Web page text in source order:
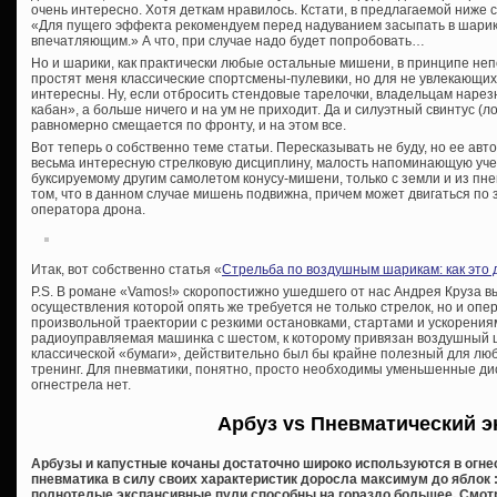
очень интересно. Хотя деткам нравилось. Кстати, в предлагаемой
«Для пущего эффекта рекомендуем перед надуванием засыпать в
впечатляющим.» А что, при случае надо будет попробовать…
Но и шарики, как практически любые остальные мишени, в принципе
простят меня классические спортсмены-пулевики, но для не
интересны. Ну, если отбросить стендовые тарелочки, владельцам
кабан», а больше ничего и на ум не приходит. Да и силуэтный свинтус
равномерно смещается по фронту, и на этом все.
Вот теперь о собственно теме статьи. Пересказывать не буду, но ее
весьма интересную стрелковую дисциплину, малость напоминающую
буксируемому другим самолетом конусу-мишени, только с земли и из
том, что в данном случае мишень подвижна, причем может двигаться по
оператора дрона.
Итак, вот собственно статья «Стрельба по воздушным шарикам: как это
P.S. В романе «Vamos!» скоропостижно ушедшего от нас Андрея Круза
осуществления которой опять же требуется не только стрелок, но и
произвольной траектории с резкими остановками, стартами и
радиоуправляемая машинка с шестом, к которому привязан воздушный
классической «бумаги», действительно был бы крайне полезный для
тренинг. Для пневматики, понятно, просто необходимы уменьшенные
огнестрела нет.
Арбуз vs Пневматический
Арбузы и капустные кочаны достаточно широко используются в
пневматика в силу своих характеристик доросла максимум до